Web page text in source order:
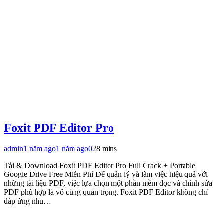
Foxit PDF Editor Pro
admin1 năm ago1 năm ago028 mins
Tải & Download Foxit PDF Editor Pro Full Crack + Portable
Google Drive Free Miễn Phí Để quản lý và làm việc hiệu quả với
những tài liệu PDF, việc lựa chọn một phần mềm đọc và chỉnh sửa
PDF phù hợp là vô cùng quan trọng. Foxit PDF Editor không chỉ
đáp ứng nhu…